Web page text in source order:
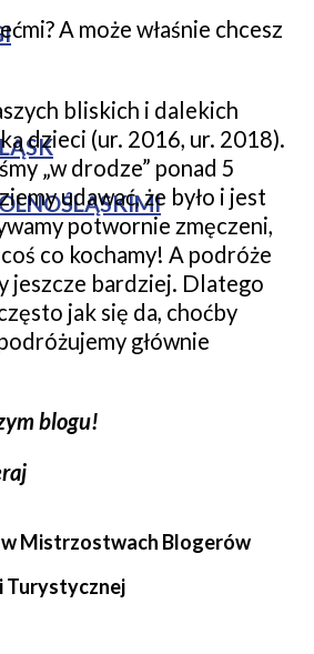
A może właśnie chcesz
bliskich i dalekich
dzieci (ur. 2016, ur. 2018).
„w drodze” ponad 5
udawać, że było i jest
potwornie zmęczeni,
co kochamy! A podróże
jeszcze bardziej. Dlatego
jak się da, choćby
głównie
blogu!
w Mistrzostwach Blogerów
Turystycznej